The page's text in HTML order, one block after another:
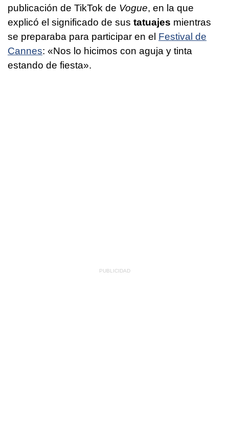
publicación de TikTok de Vogue, en la que
explicó el significado de sus tatuajes mientras
se preparaba para participar en el Festival de
Cannes: «Nos lo hicimos con aguja y tinta
estando de fiesta».